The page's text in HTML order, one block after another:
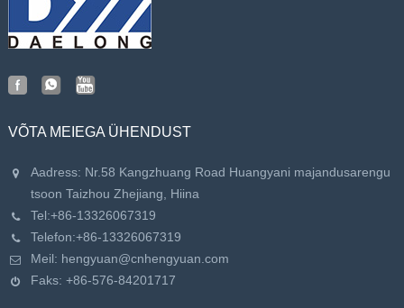
VÕTA MEIEGA ÜHENDUST
Aadress: Nr.58 Kangzhuang Road Huangyani majandusarengu
tsoon Taizhou Zhejiang, Hiina
Tel:+86-13326067319
Telefon:+86-13326067319
Meil: hengyuan@cnhengyuan.com
Faks: +86-576-84201717